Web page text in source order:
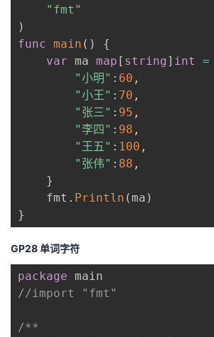
"fmt"
)
func main ( )
{
var ma map [ string ] int =
"小明" : 60 ,
"小王" : 70 ,
"张三" : 95 ,
"李四" : 98 ,
"王五" : 100 ,
"张伟" : 88 ,
}
    fmt
. Println ( ma )
}
GP28 单词字符
package
//import "fmt"
/**